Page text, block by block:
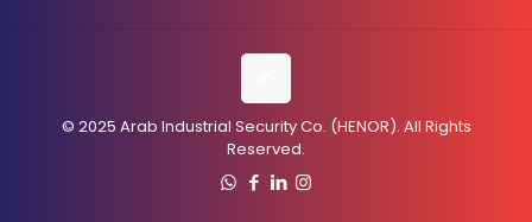
© 2025 Arab Industrial Security Co. (HENOR). All Rights
Reserved.